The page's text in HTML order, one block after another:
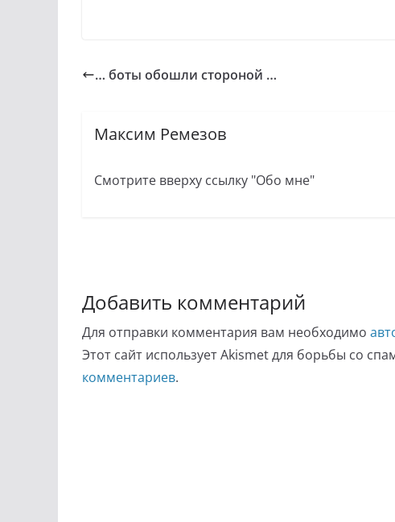
… боты обошли стороной …
Максим Ремезов
Смотрите вверху ссылку "Обо мне"
Добавить комментарий
Для отправки комментария вам необходимо
Этот сайт использует Akismet для борьбы со
комментариев.